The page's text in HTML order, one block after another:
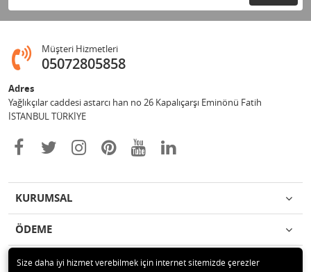
Müşteri Hizmetleri
05072805858
Adres
Yağlıkçılar caddesi astarcı han no 26 Kapalıçarşı Eminönü Fatih
İSTANBUL TÜRKİYE
KURUMSAL
ÖDEME
İLETİŞİM
Size daha iyi hizmet verebilmek için internet sitemizde çerezler